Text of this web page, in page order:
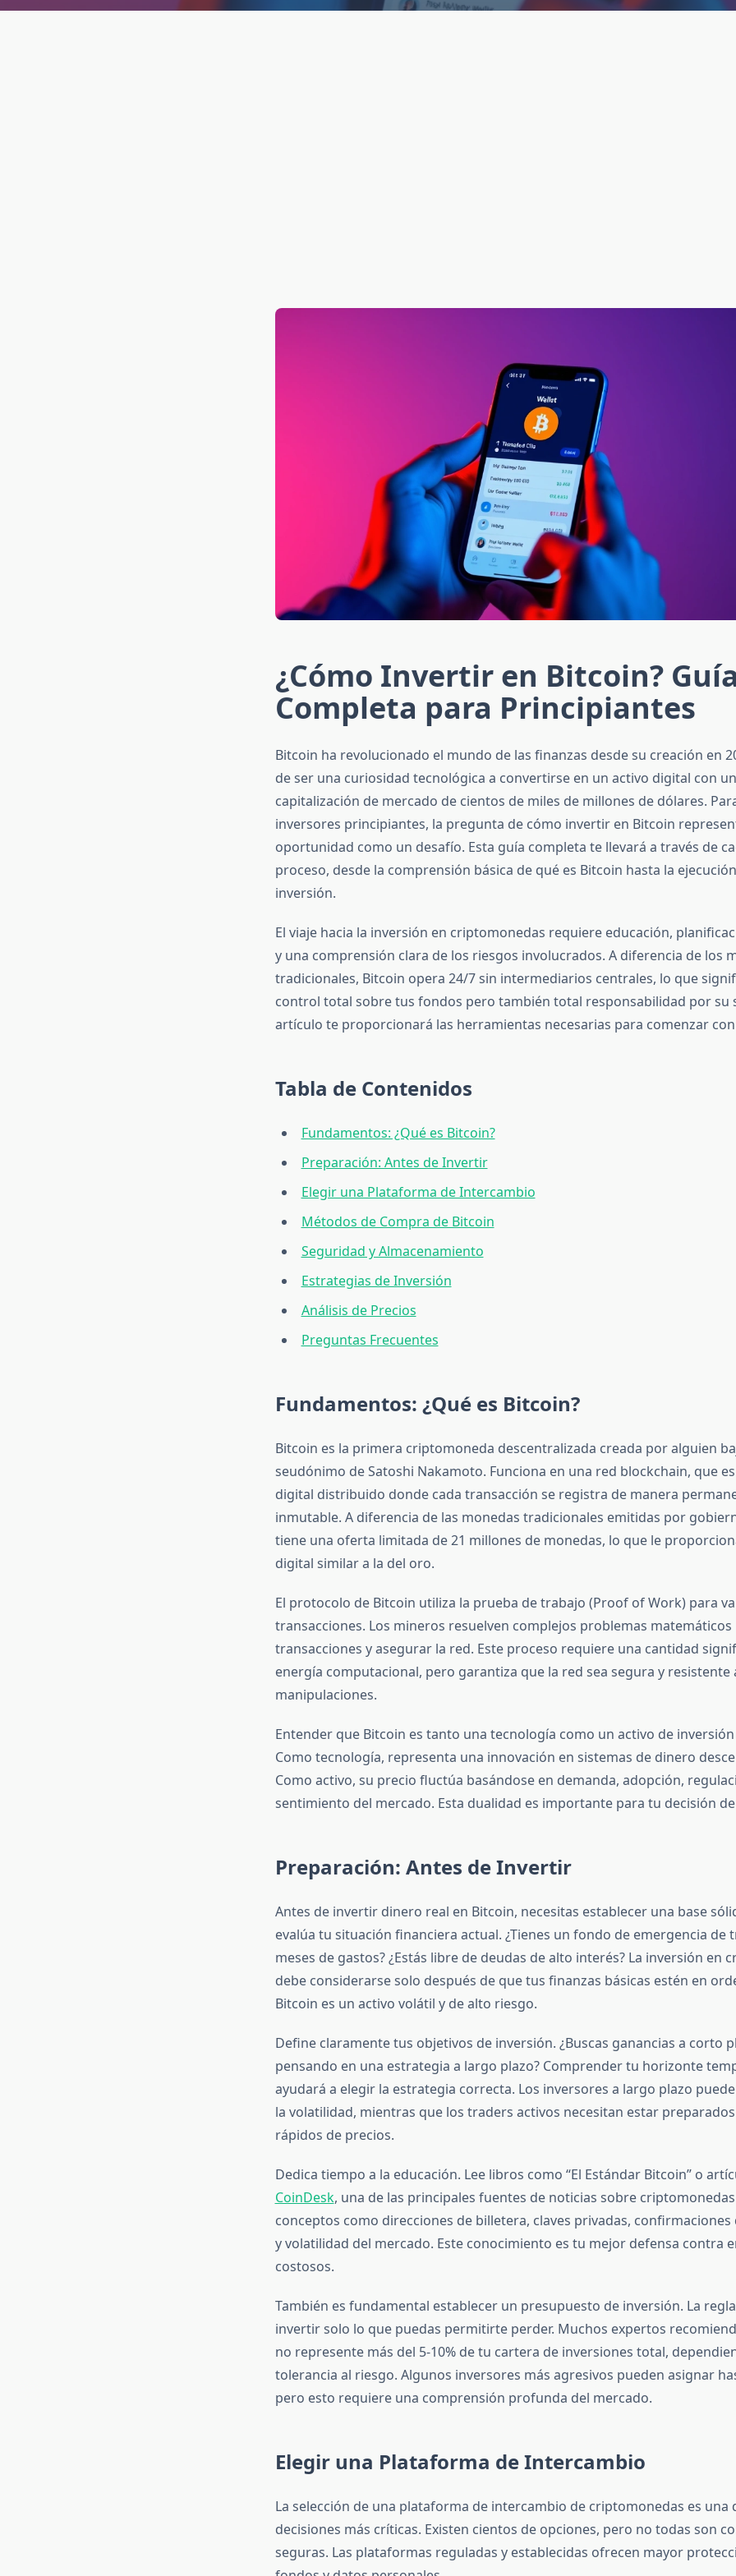
¿Cómo Invertir en Bitcoin?
Completa para Principiantes
Bitcoin ha revolucionado el mundo de las finanzas desde su creación en
de ser una curiosidad tecnológica a convertirse en un activo digital con
capitalización de mercado de cientos de miles de millones de dólares.
inversores principiantes, la pregunta de cómo invertir en Bitcoin
oportunidad como un desafío. Esta guía completa te llevará a través de
proceso, desde la comprensión básica de qué es Bitcoin hasta la
inversión.
El viaje hacia la inversión en criptomonedas requiere educación,
y una comprensión clara de los riesgos involucrados. A diferencia de los
tradicionales, Bitcoin opera 24/7 sin intermediarios centrales, lo que
control total sobre tus fondos pero también total responsabilidad por su
artículo te proporcionará las herramientas necesarias para comenzar
Tabla de Contenidos
Fundamentos: ¿Qué es Bitcoin?
Preparación: Antes de Invertir
Elegir una Plataforma de Intercambio
Métodos de Compra de Bitcoin
Seguridad y Almacenamiento
Estrategias de Inversión
Análisis de Precios
Preguntas Frecuentes
Fundamentos: ¿Qué es Bitcoin?
Bitcoin es la primera criptomoneda descentralizada creada por alguien
seudónimo de Satoshi Nakamoto. Funciona en una red blockchain, que
digital distribuido donde cada transacción se registra de manera
inmutable. A diferencia de las monedas tradicionales emitidas por
tiene una oferta limitada de 21 millones de monedas, lo que le
digital similar a la del oro.
El protocolo de Bitcoin utiliza la prueba de trabajo (Proof of Work) para
transacciones. Los mineros resuelven complejos problemas
transacciones y asegurar la red. Este proceso requiere una cantidad
energía computacional, pero garantiza que la red sea segura y resistente
manipulaciones.
Entender que Bitcoin es tanto una tecnología como un activo de
Como tecnología, representa una innovación en sistemas de dinero
Como activo, su precio fluctúa basándose en demanda, adopción,
sentimiento del mercado. Esta dualidad es importante para tu decisión
Preparación: Antes de Invertir
Antes de invertir dinero real en Bitcoin, necesitas establecer una base
evalúa tu situación financiera actual. ¿Tienes un fondo de emergencia de
meses de gastos? ¿Estás libre de deudas de alto interés? La inversión en
debe considerarse solo después de que tus finanzas básicas estén en
Bitcoin es un activo volátil y de alto riesgo.
Define claramente tus objetivos de inversión. ¿Buscas ganancias a corto
pensando en una estrategia a largo plazo? Comprender tu horizonte
ayudará a elegir la estrategia correcta. Los inversores a largo plazo
la volatilidad, mientras que los traders activos necesitan estar
rápidos de precios.
Dedica tiempo a la educación. Lee libros como “El Estándar Bitcoin” o
CoinDesk, una de las principales fuentes de noticias sobre
conceptos como direcciones de billetera, claves privadas,
y volatilidad del mercado. Este conocimiento es tu mejor defensa contra
costosos.
También es fundamental establecer un presupuesto de inversión. La
invertir solo lo que puedas permitirte perder. Muchos expertos
no represente más del 5-10% de tu cartera de inversiones total,
tolerancia al riesgo. Algunos inversores más agresivos pueden asignar
pero esto requiere una comprensión profunda del mercado.
Elegir una Plataforma de Intercambio
La selección de una plataforma de intercambio de criptomonedas es una
decisiones más críticas. Existen cientos de opciones, pero no todas son
seguras. Las plataformas reguladas y establecidas ofrecen mayor